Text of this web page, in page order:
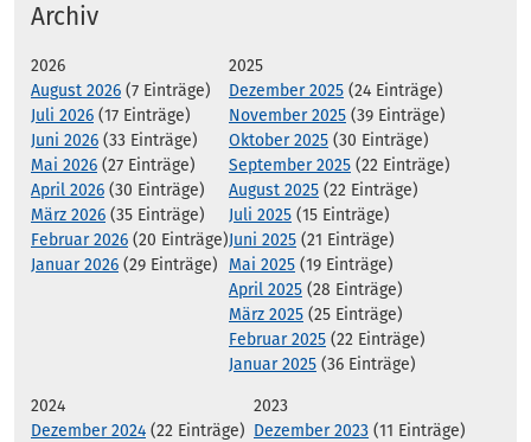
Archiv
2026
August 2026 (7 Einträge)
Juli 2026 (17 Einträge)
Juni 2026 (33 Einträge)
Mai 2026 (27 Einträge)
April 2026 (30 Einträge)
März 2026 (35 Einträge)
Februar 2026 (20 Einträge)
Januar 2026 (29 Einträge)
2025
Dezember 2025 (24 Einträge)
November 2025 (39 Einträge)
Oktober 2025 (30 Einträge)
September 2025 (22 Einträge)
August 2025 (22 Einträge)
Juli 2025 (15 Einträge)
Juni 2025 (21 Einträge)
Mai 2025 (19 Einträge)
April 2025 (28 Einträge)
März 2025 (25 Einträge)
Februar 2025 (22 Einträge)
Januar 2025 (36 Einträge)
2024
Dezember 2024 (22 Einträge)
2023
Dezember 2023 (11 Einträge)